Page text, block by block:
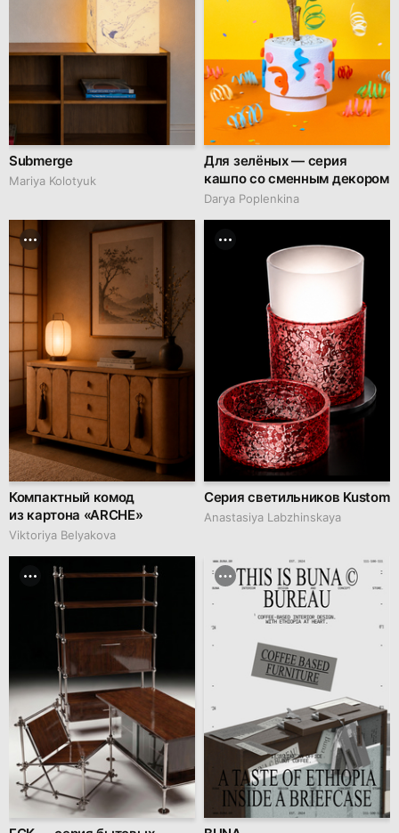
Submerge
Mariya Kolotyuk
Для зелёных — серия
кашпо со сменным декором
Darya Poplenkina
Компактный комод
из картона «ARCHE»
Viktoriya Belyakova
Серия светильников Kustom
Anastasiya Labzhinskaya